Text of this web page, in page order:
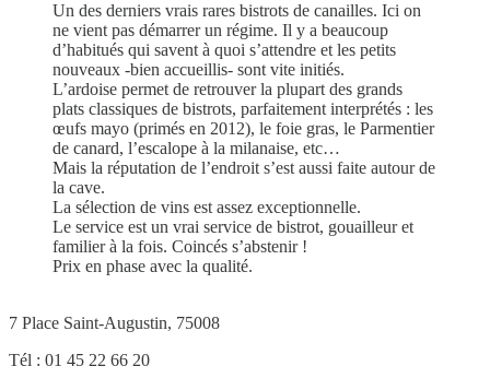
Un des derniers vrais rares bistrots de canailles. Ici on
ne vient pas démarrer un régime. Il y a beaucoup
d’habitués qui savent à quoi s’attendre et les petits
nouveaux -bien accueillis- sont vite initiés.
L’ardoise permet de retrouver la plupart des grands
plats classiques de bistrots, parfaitement interprétés : les
œufs mayo (primés en 2012), le foie gras, le Parmentier
de canard, l’escalope à la milanaise, etc…
Mais la réputation de l’endroit s’est aussi faite autour de
la cave.
La sélection de vins est assez exceptionnelle.
Le service est un vrai service de bistrot, gouailleur et
familier à la fois. Coincés s’abstenir !
Prix en phase avec la qualité.
7 Place Saint-Augustin, 75008
Tél : 01 45 22 66 20